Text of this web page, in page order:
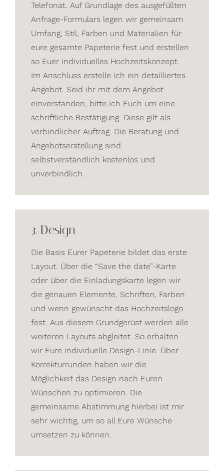
Telefonat. Auf Grundlage des ausgefüllten
Anfrage-Formulars legen wir gemeinsam
Umfang, Stil, Farben und Materialien für
eure gesamte Papeterie fest und erstellen
so Euer individuelles Hochzeitskonzept.
Im Anschluss erstelle ich ein detailliertes
Angebot. Seid ihr mit dem Angebot
einverstanden, bitte ich Euch um eine
schriftliche Bestätigung. Diese gilt als
verbindlicher Auftrag. Die Beratung und
Angebotserstellung sind
selbstverständlich kostenlos und
unverbindlich.
3. Design
Die Basis Eurer Papeterie bildet das erste
Layout. Über die “Save the date”-Karte
oder über die Einladungskarte legen wir
die genauen Elemente, Schriften, Farben
und wenn gewünscht das Hochzeitslogo
fest. Aus diesem Grundgerüst werden alle
weiteren Layouts abgleitet. So erhalten
wir Eure individuelle Design-Linie. Über
Korrekturrunden haben wir die
Möglichkeit das Design nach Euren
Wünschen zu optimieren. Die
gemeinsame Abstimmung hierbei ist mir
sehr wichtig, um so all Eure Wünsche
umsetzen zu können.